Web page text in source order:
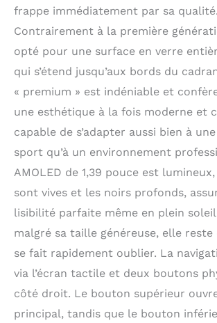
d'air et Capteur
incroyable
1.39 pouces, la
WATCH GT 2
élégance.
d'une montre
Bluetooth :
BLE/BR/EDR
pouvez
directement
votre montre
vos sessions
aussi dans
quotidienne La
aidera à mieux
entraîner.
frappe immédiatement par sa qualité.
Contrairement à la première
opté pour une surface en verre
qui s’étend jusqu’aux bords du
« premium » est indéniable et
une esthétique à la fois moderne et
capable de s’adapter aussi bien à
sport qu’à un environnement
AMOLED de 1,39 pouce est
sont vives et les noirs profonds,
lisibilité parfaite même en plein
malgré sa taille généreuse, elle
se fait rapidement oublier. La
via l’écran tactile et deux boutons
côté droit. Le bouton supérieur
principal, tandis que le bouton